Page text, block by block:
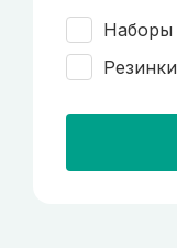
Наборы
Резинки